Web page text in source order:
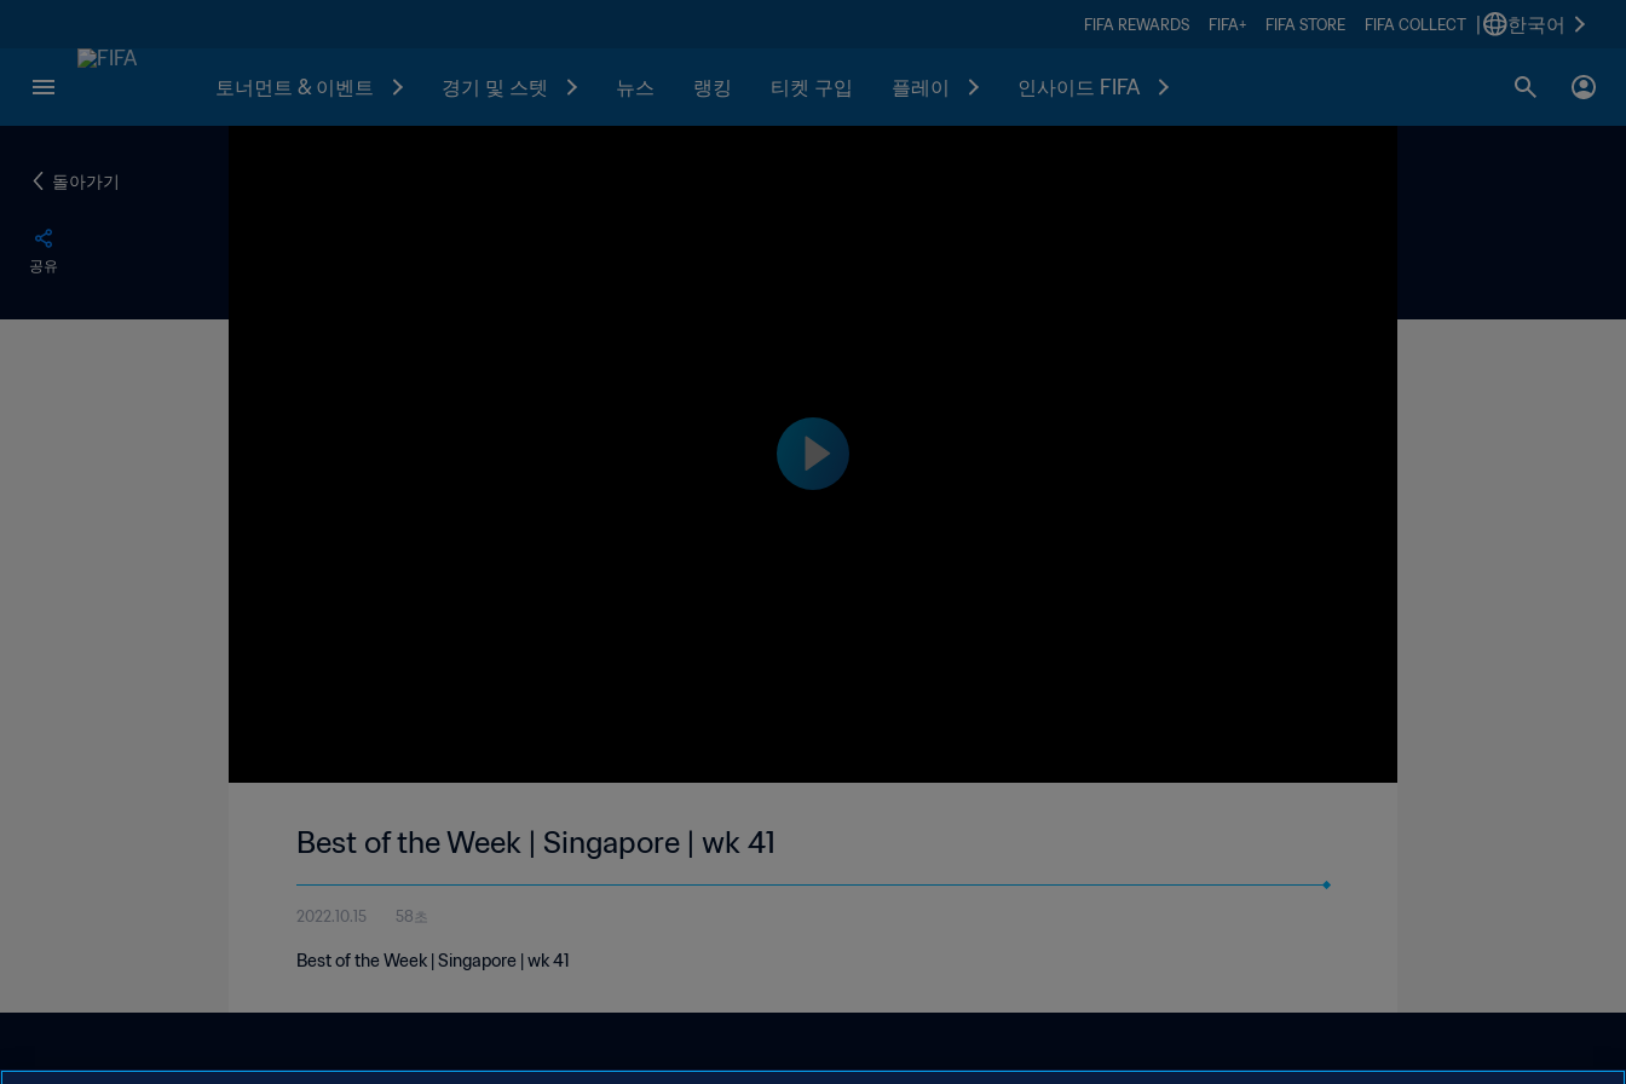
FIFA REWARDS FIFA+ FIFA STORE FIFA COLLECT 한국어
토너먼트 & 이벤트 경기 및 스텟 뉴스 랭킹 티켓 구입 플레이 인사이드 FIFA
돌아가기
공유
Best of the Week | Singapore | wk 41
2022.10.15 58초
Best of the Week | Singapore | wk 41